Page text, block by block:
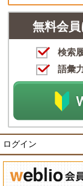
無料会
検索
語彙
ログイン